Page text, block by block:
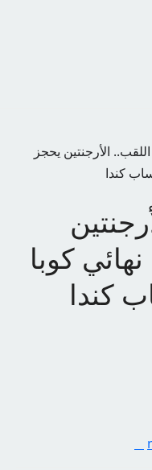
الأرجنتين يحجز
كندا
كوبا
كندا